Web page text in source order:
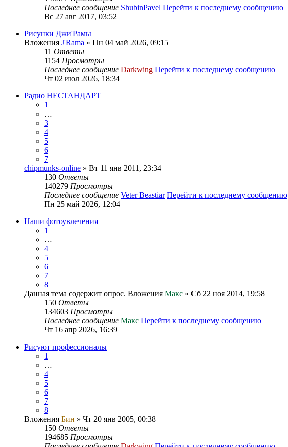
Последнее сообщение ShubinPavel Перейти к последнему сообщению
Вс 27 авг 2017, 03:52
Рисунки Джи'Рамы
Вложения J'Rama » Пн 04 май 2026, 09:15
11 Ответы
1154 Просмотры
Последнее сообщение Darkwing Перейти к последнему сообщению
Чт 02 июл 2026, 18:34
Радио НЕСТАНДАРТ
1
…
3
4
5
6
7
chipmunks-online » Вт 11 янв 2011, 23:34
130 Ответы
140279 Просмотры
Последнее сообщение Veter Beastiar Перейти к последнему сообщению
Пн 25 май 2026, 12:04
Наши фотоувлечения
1
…
4
5
6
7
8
Данная тема содержит опрос. Вложения Макс » Сб 22 ноя 2014, 19:58
150 Ответы
134603 Просмотры
Последнее сообщение Макс Перейти к последнему сообщению
Чт 16 апр 2026, 16:39
Рисуют профессионалы
1
…
4
5
6
7
8
Вложения Бин » Чт 20 янв 2005, 00:38
150 Ответы
194685 Просмотры